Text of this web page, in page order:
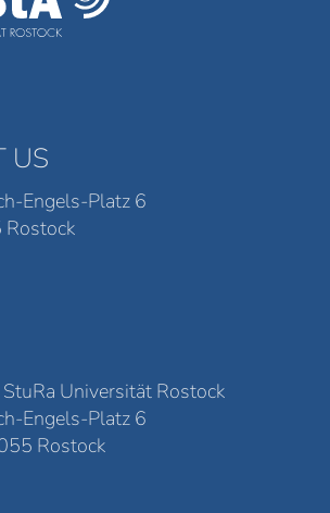
US
Engels-Platz 6
Universität Rostock
Engels-Platz 6
Rostock